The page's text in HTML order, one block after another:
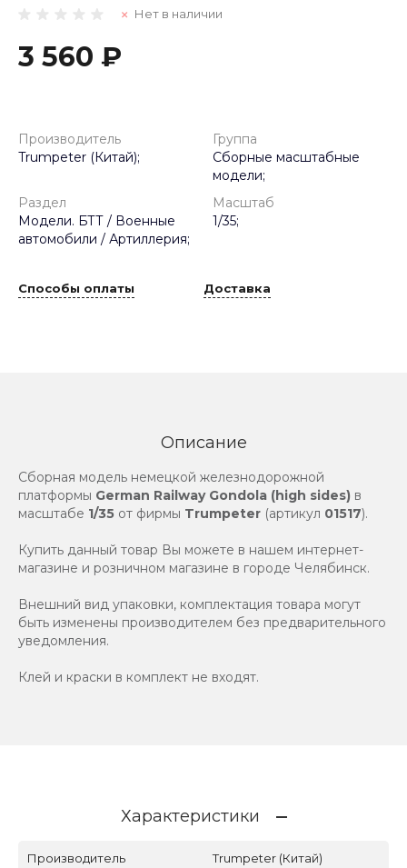
Нет в наличии
3 560 ₽
Производитель
Trumpeter (Китай);
Группа
Сборные масштабные
модели;
Раздел
Модели. БТТ / Военные
автомобили / Артиллерия;
Масштаб
1/35;
Способы оплаты Доставка
Описание
Сборная модель немецкой железнодорожной
платформы German Railway Gondola (high sides) в
масштабе 1/35 от фирмы Trumpeter (артикул 01517).
Купить данный товар Вы можете в нашем интернет-
магазине и розничном магазине в городе Челябинск.
Внешний вид упаковки, комплектация товара могут
быть изменены производителем без предварительного
уведомления.
Клей и краски в комплект не входят.
Характеристики
Производитель Trumpeter (Китай)